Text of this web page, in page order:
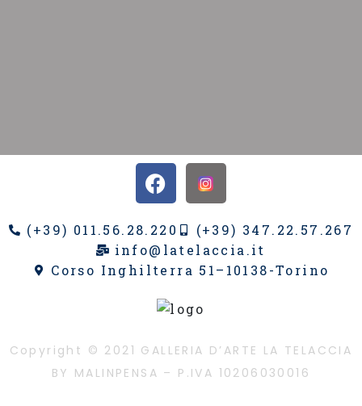
(+39) 011.56.28.220
(+39) 347.22.57.267
info@latelaccia.it
Corso Inghilterra 51–10138-Torino
Copyright © 2021 GALLERIA D’ARTE LA TELACCIA
BY MALINPENSA – P.IVA 10206030016